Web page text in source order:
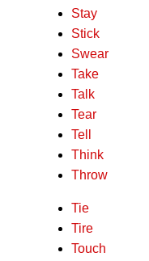
Stay
Stick
Swear
Take
Talk
Tear
Tell
Think
Throw
Tie
Tire
Touch